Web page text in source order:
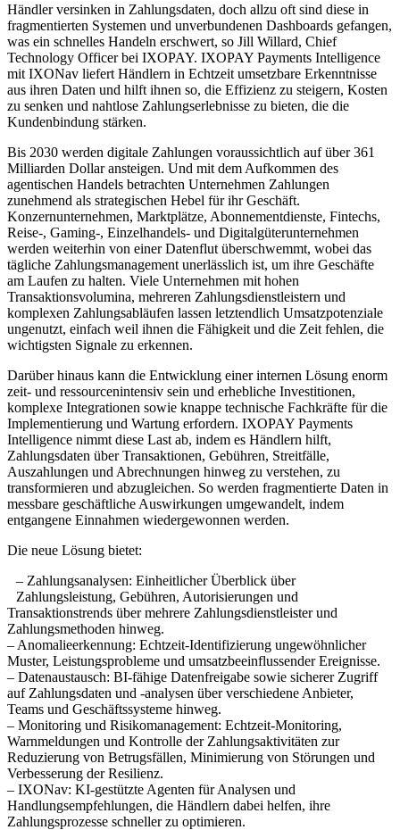
Händler versinken in Zahlungsdaten, doch allzu oft sind diese in
fragmentierten Systemen und unverbundenen Dashboards gefangen,
was ein schnelles Handeln erschwert, so Jill Willard, Chief
Technology Officer bei IXOPAY. IXOPAY Payments Intelligence
mit IXONav liefert Händlern in Echtzeit umsetzbare Erkenntnisse
aus ihren Daten und hilft ihnen so, die Effizienz zu steigern, Kosten
zu senken und nahtlose Zahlungserlebnisse zu bieten, die die
Kundenbindung stärken.
Bis 2030 werden digitale Zahlungen voraussichtlich auf über 361
Milliarden Dollar ansteigen. Und mit dem Aufkommen des
agentischen Handels betrachten Unternehmen Zahlungen
zunehmend als strategischen Hebel für ihr Geschäft.
Konzernunternehmen, Marktplätze, Abonnementdienste, Fintechs,
Reise-, Gaming-, Einzelhandels- und Digitalgüterunternehmen
werden weiterhin von einer Datenflut überschwemmt, wobei das
tägliche Zahlungsmanagement unerlässlich ist, um ihre Geschäfte
am Laufen zu halten. Viele Unternehmen mit hohen
Transaktionsvolumina, mehreren Zahlungsdienstleistern und
komplexen Zahlungsabläufen lassen letztendlich Umsatzpotenziale
ungenutzt, einfach weil ihnen die Fähigkeit und die Zeit fehlen, die
wichtigsten Signale zu erkennen.
Darüber hinaus kann die Entwicklung einer internen Lösung enorm
zeit- und ressourcenintensiv sein und erhebliche Investitionen,
komplexe Integrationen sowie knappe technische Fachkräfte für die
Implementierung und Wartung erfordern. IXOPAY Payments
Intelligence nimmt diese Last ab, indem es Händlern hilft,
Zahlungsdaten über Transaktionen, Gebühren, Streitfälle,
Auszahlungen und Abrechnungen hinweg zu verstehen, zu
transformieren und abzugleichen. So werden fragmentierte Daten in
messbare geschäftliche Auswirkungen umgewandelt, indem
entgangene Einnahmen wiedergewonnen werden.
Die neue Lösung bietet:
– Zahlungsanalysen: Einheitlicher Überblick über
Zahlungsleistung, Gebühren, Autorisierungen und
Transaktionstrends über mehrere Zahlungsdienstleister und
Zahlungsmethoden hinweg.
– Anomalieerkennung: Echtzeit-Identifizierung ungewöhnlicher
Muster, Leistungsprobleme und umsatzbeeinflussender Ereignisse.
– Datenaustausch: BI-fähige Datenfreigabe sowie sicherer Zugriff
auf Zahlungsdaten und -analysen über verschiedene Anbieter,
Teams und Geschäftssysteme hinweg.
– Monitoring und Risikomanagement: Echtzeit-Monitoring,
Warnmeldungen und Kontrolle der Zahlungsaktivitäten zur
Reduzierung von Betrugsfällen, Minimierung von Störungen und
Verbesserung der Resilienz.
– IXONav: KI-gestützte Agenten für Analysen und
Handlungsempfehlungen, die Händlern dabei helfen, ihre
Zahlungsprozesse schneller zu optimieren.